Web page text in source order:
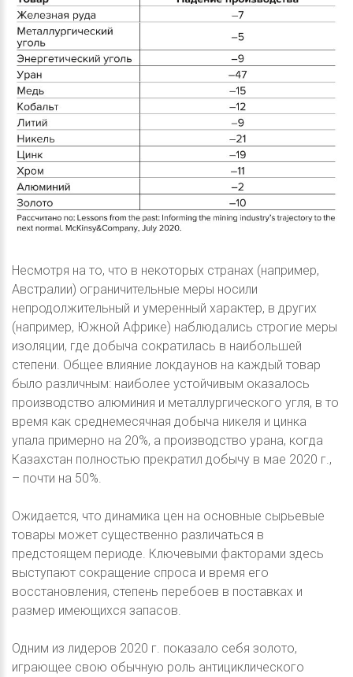
Несмотря на то, что в некоторых странах (например,
Австралии) ограничительные меры носили
непродолжительный и умеренный характер, в других
(например, Южной Африке) наблюдались строгие меры
изоляции, где добыча сократилась в наибольшей
степени. Общее влияние локдаунов на каждый товар
было различным: наиболее устойчивым оказалось
производство алюминия и металлургического угля, в то
время как среднемесячная добыча никеля и цинка
упала примерно на 20%, а производство урана, когда
Казахстан полностью прекратил добычу в мае 2020 г.,
– почти на 50%.
Ожидается, что динамика цен на основные сырьевые
товары может существенно различаться в
предстоящем периоде. Ключевыми факторами здесь
выступают сокращение спроса и время его
восстановления, степень перебоев в поставках и
размер имеющихся запасов.
Одним из лидеров 2020 г. показало себя золото,
играющее свою обычную роль антициклического